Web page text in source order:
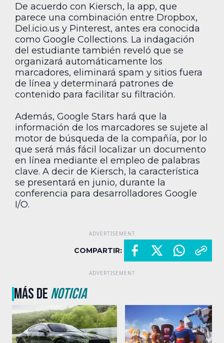
De acuerdo con Kiersch, la app, que
parece una combinación entre Dropbox,
Del.icio.us y Pinterest, antes era conocida
como Google Collections. La indagación
del estudiante también reveló que se
organizará automáticamente los
marcadores, eliminará spam y sitios fuera
de línea y determinará patrones de
contenido para facilitar su filtración.
Además, Google Stars hará que la
información de los marcadores se sujete al
motor de búsqueda de la compañía, por lo
que será más fácil localizar un documento
en línea mediante el empleo de palabras
clave. A decir de Kiersch, la característica
se presentará en junio, durante la
conferencia para desarrolladores Google
I/O.
COMPARTIR:
MÁS DENOTICIA